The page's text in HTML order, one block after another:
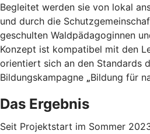
Begleitet werden sie von lokal
und durch die
geschulten Waldpädagoginnen
Konzept ist kompatibel mit den
orientiert sich an den Standards
Bildungskampagne „Bildung für
Das Ergebnis
Seit Projektstart im Sommer